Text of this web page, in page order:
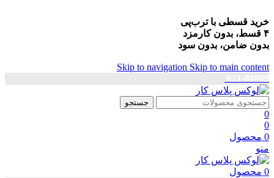
خرید قسطی با ترب‌پی
۴ قسط، بدون کارمزد
بدون ضامن، بدون سود
Skip to navigation Skip to main content
جستجو
0
0
0 محصول
منو
0 محصول